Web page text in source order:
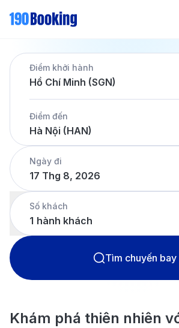
Trang chủ
Vé máy bay
Dịch vụ
Khách sạn
Tin tứcLiên hệ
Hotline
028 7303 6167
Tiếng Việt
Điểm khởi hành
Hồ Chí Minh (SGN)
Điểm đến
Hà Nội (HAN)
Ngày đi
17 Thg 8, 2026
Số khách
1 hành khách
Tìm chuyến bay
Khám phá thiên nhiên